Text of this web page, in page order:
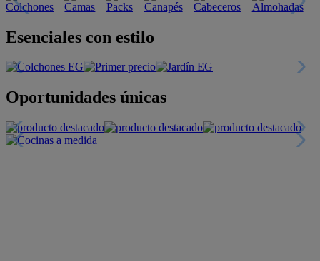
Esenciales con estilo
Oportunidades únicas